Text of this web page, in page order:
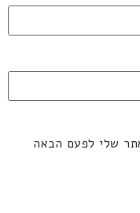
שלי לפעם הבאה